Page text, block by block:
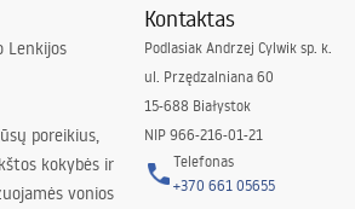
Lenkijos
poreikius,
kokybės ir
vonios
Kontaktas
Podlasiak Andrzej Cylwik sp. k.
ul. Przędzalniana 60
15-688 Białystok
NIP 966-216-01-21
Telefonas
+370 661 05655